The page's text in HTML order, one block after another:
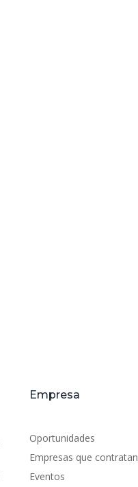
Empresa
Oportunidades
Empresas que contratan
Eventos